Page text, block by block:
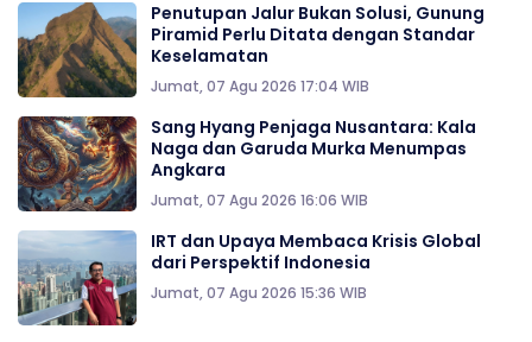
Penutupan Jalur Bukan Solusi, Gunung
Piramid Perlu Ditata dengan Standar
Keselamatan
Jumat, 07 Agu 2026 17:04 WIB
Sang Hyang Penjaga Nusantara: Kala
Naga dan Garuda Murka Menumpas
Angkara
Jumat, 07 Agu 2026 16:06 WIB
IRT dan Upaya Membaca Krisis Global
dari Perspektif Indonesia
Jumat, 07 Agu 2026 15:36 WIB